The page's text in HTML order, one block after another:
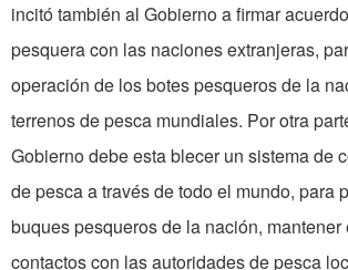
incitó tam­bién al Gobierno a firmar
pes­quera con las naciones extran­jeras,
operación de los botes pesqueros de la
terrenos de pesca mundiales. Por otra
Gobierno debe esta­ blecer un sistema de
de pesca a través de todo el mundo, para
buques pesqueros de la nación, mantener
contactos con las autoridades de pesca